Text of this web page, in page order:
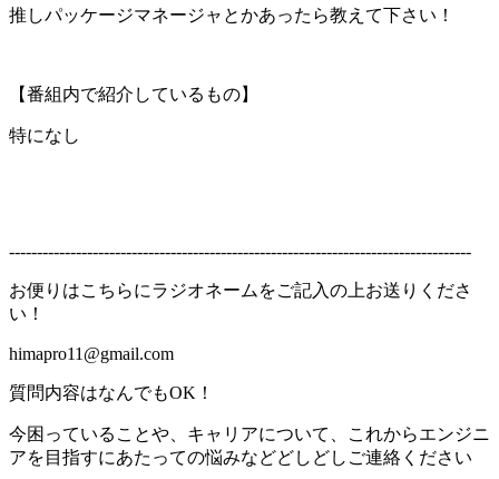
推しパッケージマネージャとかあったら教えて下さい！
【番組内で紹介しているもの】
特になし
-----------------------------------------------------------------------------------
お便りはこちらにラジオネームをご記入の上お送りくださ
い！
himapro11@gmail.com
質問内容はなんでもOK！
今困っていることや、キャリアについて、これからエンジニ
アを目指すにあたっての悩みなどどしどしご連絡ください